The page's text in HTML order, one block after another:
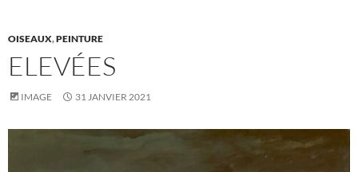
OISEAUX,PEINTURE
ELEVÉES
IMAGE 31 JANVIER 2021